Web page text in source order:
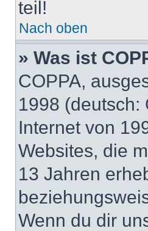
teil!
Nach oben
» Was ist
COPPA,
1998 (deutsch:
Internet von
Websites, die
13 Jahren
Wenn du dir